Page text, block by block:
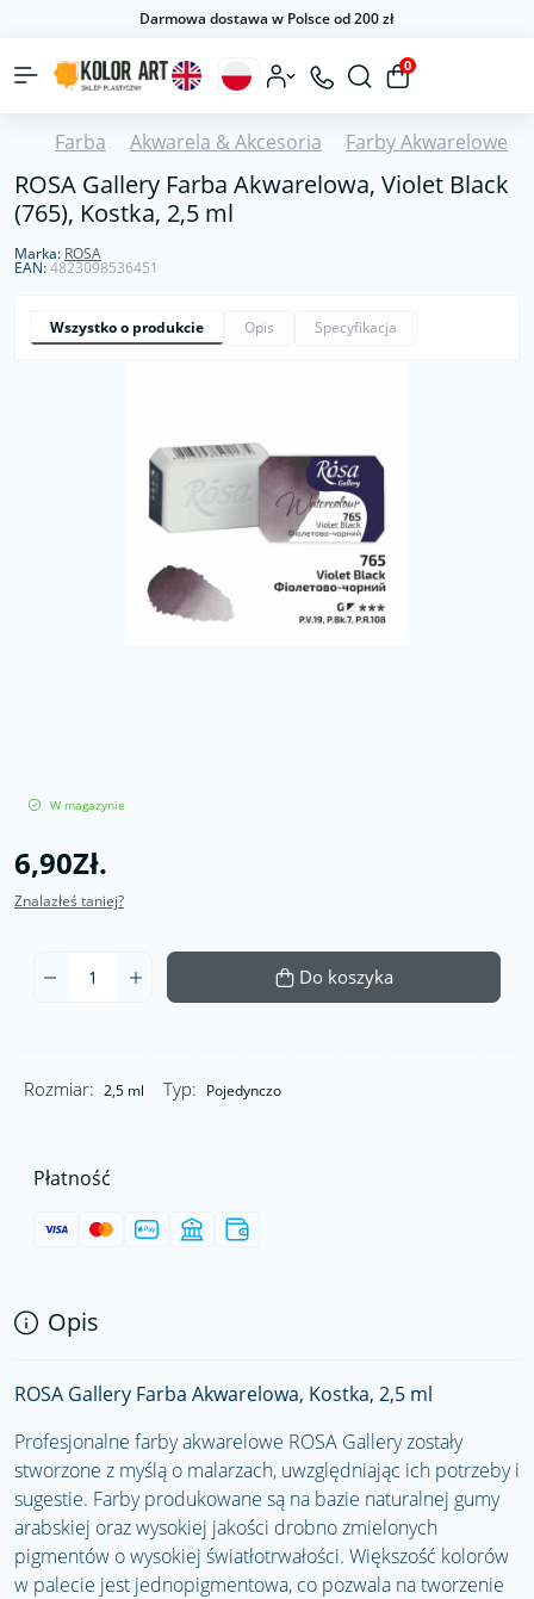
Darmowa dostawa w Polsce od 200 zł
0
Farba Akwarela & Akcesoria Farby Akwarelowe
ROSA Gallery Farba Akwarelowa, Violet Black
(765), Kostka, 2,5 ml
Marka: ROSA
EAN:4823098536451
Wszystko o produkcie Opis Specyfikacja
W magazynie
6,90Zł.
Znalazłeś taniej?
Do koszyka
Rozmiar: 2,5 ml Typ: Pojedynczo
Płatność
Opis
ROSA Gallery Farba Akwarelowa, Kostka, 2,5 ml
Profesjonalne farby akwarelowe ROSA Gallery zostały
stworzone z myślą o malarzach, uwzględniając ich potrzeby i
sugestie. Farby produkowane są na bazie naturalnej gumy
arabskiej oraz wysokiej jakości drobno zmielonych
pigmentów o wysokiej światłotrwałości. Większość kolorów
w palecie jest jednopigmentowa, co pozwala na tworzenie